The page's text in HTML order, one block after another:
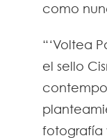
como
“‘Voltea
el sello
fotografía